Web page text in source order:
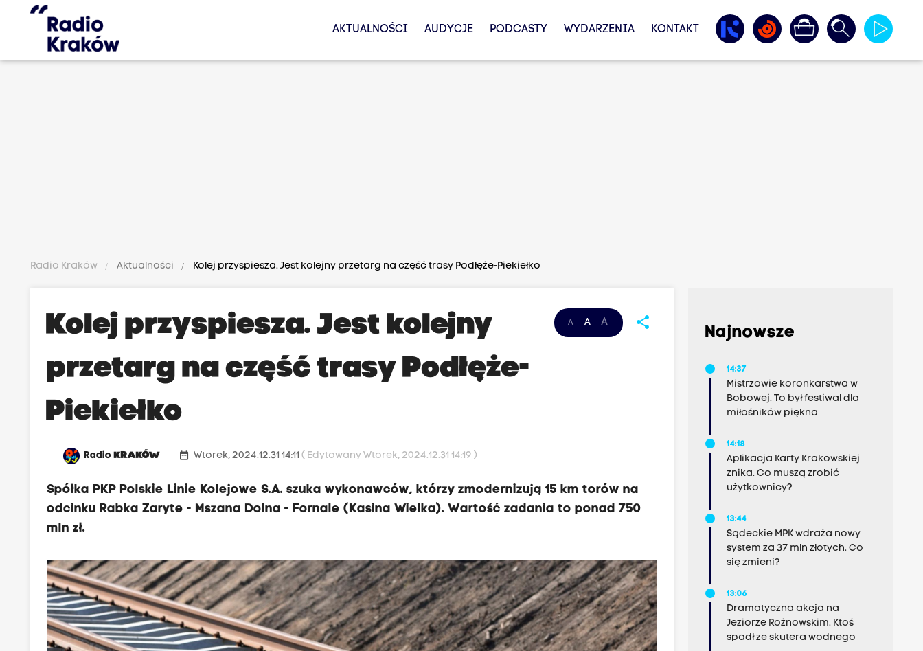
AKTUALNOŚCI AUDYCJE PODCASTY WYDARZENIA KONTAKT
Radio Kraków Aktualności Kolej przyspiesza. Jest kolejny przetarg na część trasy Podłęże-Piekiełko
A A A share
Kolej przyspiesza. Jest kolejny
przetarg na część trasy Podłęże-
Piekiełko
RadioKRAKÓW date_range Wtorek, 2024.12.31 14:11( Edytowany Wtorek, 2024.12.31 14:19 )
Spółka PKP Polskie Linie Kolejowe S.A. szuka wykonawców, którzy zmodernizują 15 km torów na
odcinku Rabka Zaryte - Mszana Dolna - Fornale (Kasina Wielka). Wartość zadania to ponad 750
mln zł.
Najnowsze
14:37
Mistrzowie koronkarstwa w
Bobowej. To był festiwal dla
miłośników piękna
14:18
Aplikacja Karty Krakowskiej
znika. Co muszą zrobić
użytkownicy?
13:44
Sądeckie MPK wdraża nowy
system za 37 mln złotych. Co
się zmieni?
13:06
Dramatyczna akcja na
Jeziorze Rożnowskim. Ktoś
spadł ze skutera wodnego